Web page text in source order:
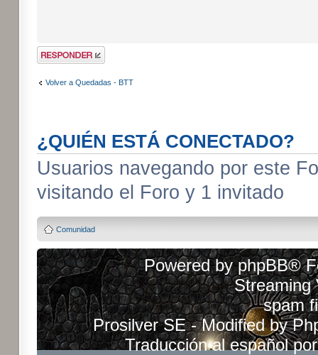
Publicar una
respuesta
Volver a Quedadas - BTT
¿QUIÉN ESTÁ CONECTADO?
Usuarios navegando por este
visitando el Foro y 1 invitado
Comunidad
Powered byphpBB®
Streaming
spam
Prosilver SE - Modified by
Traducción al español